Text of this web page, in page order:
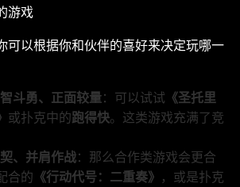
游戏
可以根据你和伙伴的喜好来决定玩哪一
斗勇、正面较量：可以试试 《圣托里
或扑克中的跑得快。这类游戏充满了竞
、并肩作战：那么合作类游戏会更合
合的 《行动代号：二重奏》 ，或是扑克